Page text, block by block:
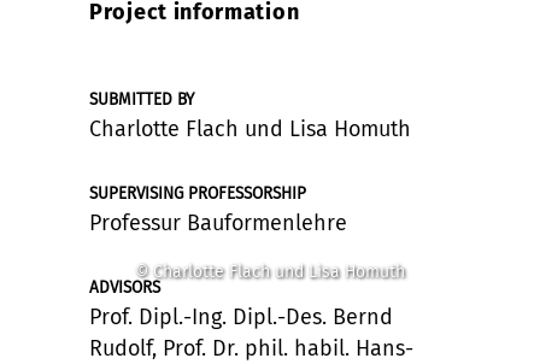
© Charlotte Flach und Lisa Homuth
Project information
SUBMITTED BY
Charlotte Flach und Lisa Homuth
SUPERVISING PROFESSORSHIP
Professur Bauformenlehre
ADVISORS
Prof. Dipl.-Ing. Dipl.-Des. Bernd
Rudolf, Prof. Dr. phil. habil. Hans-